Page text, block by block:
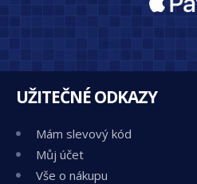
UŽITEČNÉ ODKAZY
Mám slevový kód
Můj účet
Vše o nákupu